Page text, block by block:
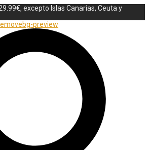
excepto Islas Canarias, Ceuta y